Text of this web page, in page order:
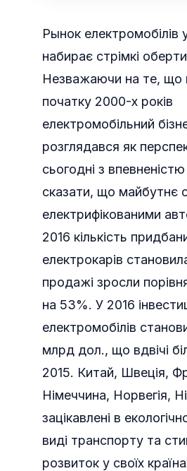
Рынок електромобілів у
набирає стрімкі
Незважаючи на те, що
початку 2000-х років
електромобільний
розглядався як
сьогодні з
сказати, що майбутнє
електрифікованими
2016 кількість
електрокарів
продажі зросли
на 53%. У 2016
електромобілів
млрд дол., що вдвічі
2015. Китай, Швеція,
Німеччина, Норвегія,
зацікавлені в
виді транспорту та
розвиток у своїх